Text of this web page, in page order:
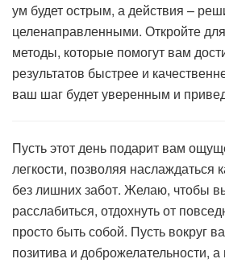
ум будет острым, а действия –
целенаправленными. Откройте
методы, которые помогут вам
результатов быстрее и
ваш шаг будет уверенным и
Пусть этот день подарит вам
легкости, позволяя
без лишних забот. Желаю, чтобы
расслабиться, отдохнуть от
просто быть собой. Пусть вокруг
позитива и доброжелательности,